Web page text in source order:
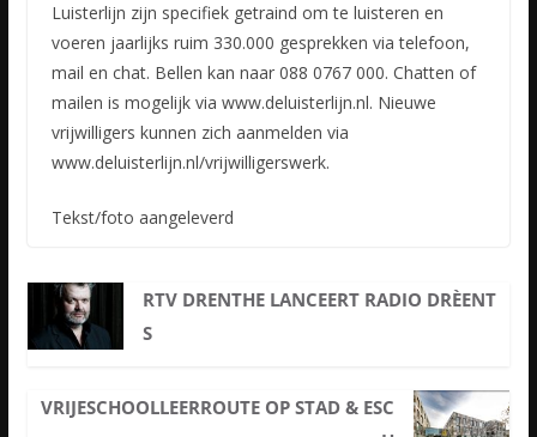
Luisterlijn zijn specifiek getraind om te luisteren en
voeren jaarlijks ruim 330.000 gesprekken via telefoon,
mail en chat. Bellen kan naar 088 0767 000. Chatten of
mailen is mogelijk via www.deluisterlijn.nl. Nieuwe
vrijwilligers kunnen zich aanmelden via
www.deluisterlijn.nl/vrijwilligerswerk.
Tekst/foto aangeleverd
RTV DRENTHE LANCEERT RADIO DRÈENT
S
VRIJESCHOOLLEERROUTE OP STAD & ESC